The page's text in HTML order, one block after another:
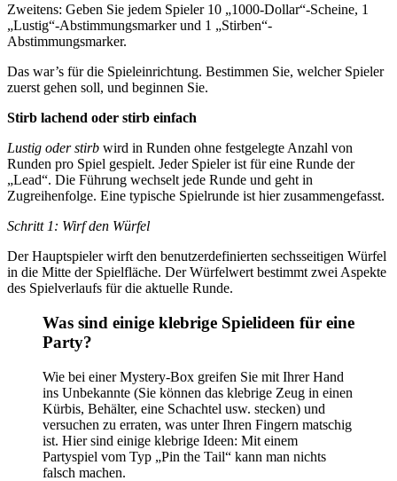
Zweitens: Geben Sie jedem Spieler 10 „1000-Dollar“-Scheine, 1
„Lustig“-Abstimmungsmarker und 1 „Stirben“-
Abstimmungsmarker.
Das war’s für die Spieleinrichtung. Bestimmen Sie, welcher Spieler
zuerst gehen soll, und beginnen Sie.
Stirb lachend oder stirb einfach
Lustig oder stirb wird in Runden ohne festgelegte Anzahl von
Runden pro Spiel gespielt. Jeder Spieler ist für eine Runde der
„Lead“. Die Führung wechselt jede Runde und geht in
Zugreihenfolge. Eine typische Spielrunde ist hier zusammengefasst.
Schritt 1: Wirf den Würfel
Der Hauptspieler wirft den benutzerdefinierten sechsseitigen Würfel
in die Mitte der Spielfläche. Der Würfelwert bestimmt zwei Aspekte
des Spielverlaufs für die aktuelle Runde.
Was sind einige klebrige Spielideen für eine
Party?
Wie bei einer Mystery-Box greifen Sie mit Ihrer Hand
ins Unbekannte (Sie können das klebrige Zeug in einen
Kürbis, Behälter, eine Schachtel usw. stecken) und
versuchen zu erraten, was unter Ihren Fingern matschig
ist. Hier sind einige klebrige Ideen: Mit einem
Partyspiel vom Typ „Pin the Tail“ kann man nichts
falsch machen.